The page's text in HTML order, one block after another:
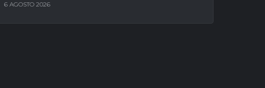
6 AGOSTO 2026